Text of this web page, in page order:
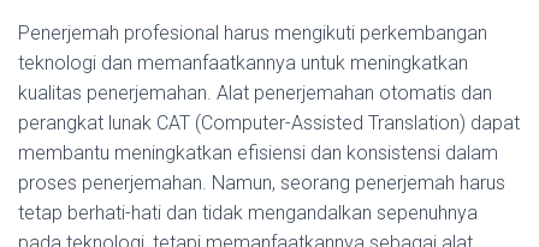
Penerjemah profesional harus mengikuti perkembangan
teknologi dan memanfaatkannya untuk meningkatkan
kualitas penerjemahan. Alat penerjemahan otomatis dan
perangkat lunak CAT (Computer-Assisted Translation) dapat
membantu meningkatkan efisiensi dan konsistensi dalam
proses penerjemahan. Namun, seorang penerjemah harus
tetap berhati-hati dan tidak mengandalkan sepenuhnya